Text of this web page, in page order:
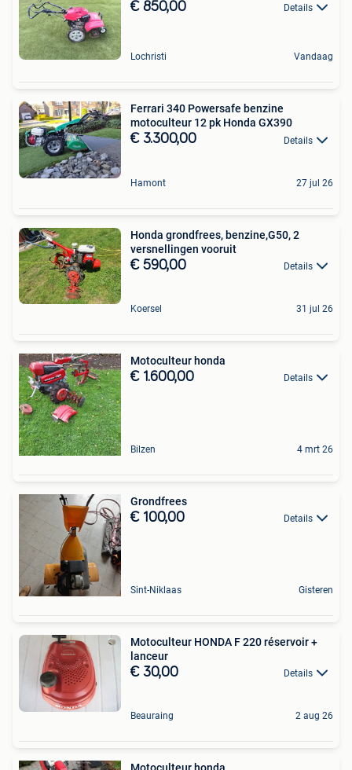
€ 850,00 Details
Lochristi Vandaag
Ferrari 340 Powersafe benzine
motoculteur 12 pk Honda GX390
€ 3.300,00 Details
Hamont 27 jul 26
Honda grondfrees, benzine,G50, 2
versnellingen vooruit
€ 590,00 Details
Koersel 31 jul 26
Motoculteur honda
€ 1.600,00 Details
Bilzen 4 mrt 26
Grondfrees
€ 100,00 Details
Sint-Niklaas Gisteren
Motoculteur HONDA F 220 réservoir +
lanceur
€ 30,00 Details
Beauraing 2 aug 26